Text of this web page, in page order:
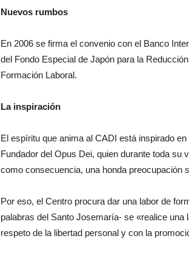
Nuevos rumbos
En 2006 se firma el convenio con el Banco
del Fondo Especial de Japón para la
Formación Laboral.
La inspiración
El espíritu que anima al CADI está inspirado
Fundador del Opus Dei, quien durante toda su
como consecuencia, una honda preocupación
Por eso, el Centro procura dar una labor de
palabras del Santo Josemaría- se «realice
respeto de la libertad personal y con la